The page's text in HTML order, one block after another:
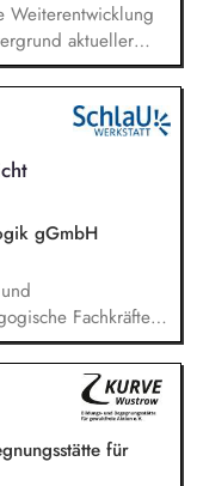
Weiterentwicklung
aktueller
und Englisch,
u.
des
mit
gGmbH
Fachkräfte,
sozialem und
Lernende.
und
intensivierst und
kommunalen
für